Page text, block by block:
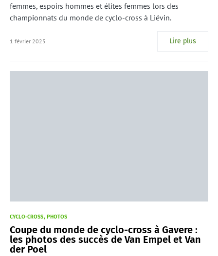
femmes, espoirs hommes et élites femmes lors des
championnats du monde de cyclo-cross à Liévin.
1 février 2025 Lire plus
CYCLO-CROSS PHOTOS
Coupe du monde de cyclo-cross à Gavere :
les photos des succès de Van Empel et Van
der Poel